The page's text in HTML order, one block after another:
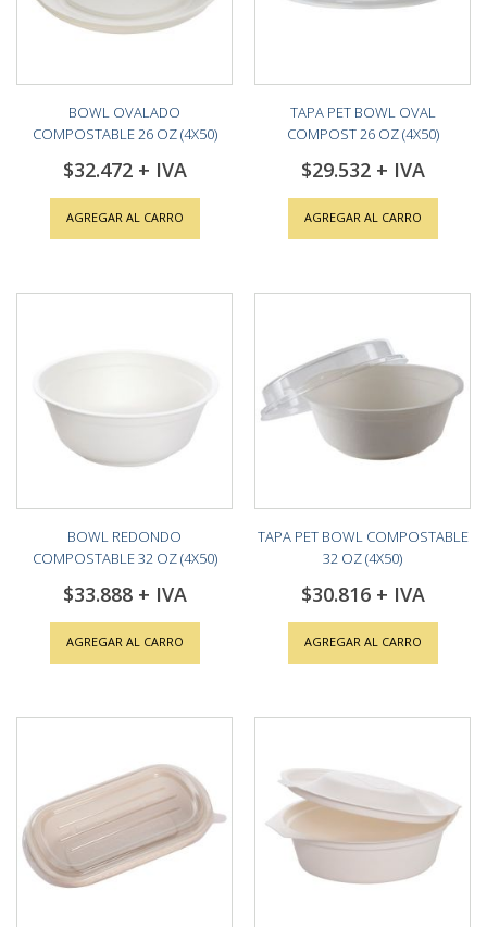
BOWL OVALADO
COMPOSTABLE 26 OZ (4X50)
$32.472
AGREGAR AL CARRO
TAPA PET BOWL OVAL
COMPOST 26 OZ (4X50)
$29.532
AGREGAR AL CARRO
BOWL REDONDO
COMPOSTABLE 32 OZ (4X50)
$33.888
AGREGAR AL CARRO
TAPA PET BOWL COMPOSTABLE
32 OZ (4X50)
$30.816
AGREGAR AL CARRO